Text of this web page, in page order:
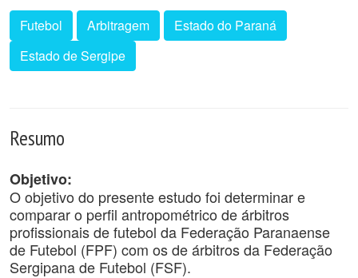
Futebol Arbitragem
Estado do Paraná
Estado de Sergipe
Resumo
Objetivo:
O objetivo do presente estudo foi determinar e
comparar o perfil antropométrico de árbitros
profissionais de futebol da Federação Paranaense
de Futebol (FPF) com os de árbitros da Federação
Sergipana de Futebol (FSF).